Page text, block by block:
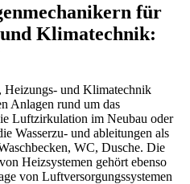
für
Klimatechnik:
Heizungs- und Klimatechnik
Anlagen rund um das
Luftzirkulation im Neubau oder
Wasserzu- und ableitungen als
WC, Dusche. Die
Heizsystemen gehört ebenso
von Luftversorgungssystemen